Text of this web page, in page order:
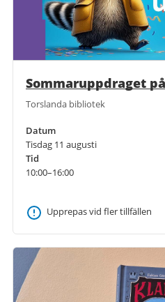
Sommaruppdraget
Torslanda bibliotek
Datum
Tisdag 11 augusti
Tid
10:00–16:00
Upprepas vid fler tillfällen